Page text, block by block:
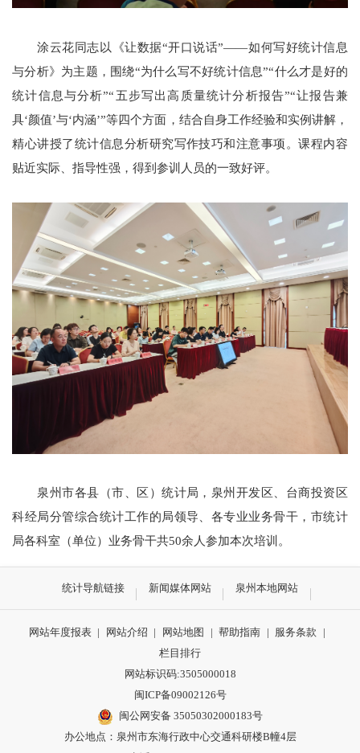
涂云花同志以《让数据“开口说话”——如何写好统计信息
与分析》为主题，围绕“为什么写不好统计信息”“什么才是好的
统计信息与分析”“五步写出高质量统计分析报告”“让报告兼
具‘颜值’与‘内涵’”等四个方面，结合自身工作经验和实例讲解，
精心讲授了统计信息分析研究写作技巧和注意事项。课程内容
贴近实际、指导性强，得到参训人员的一致好评。
泉州市各县（市、区）统计局，泉州开发区、台商投资区
科经局分管综合统计工作的局领导、各专业业务骨干，市统计
局各科室（单位）业务骨干共50余人参加本次培训。
统计导航链接 新闻媒体网站 泉州本地网站
网站年度报表 | 网站介绍 | 网站地图 | 帮助指南 | 服务条款
|
栏目排行
网站标识码:3505000018
闽ICP备09002126号
闽公网安备 35050302000183号
办公地点：泉州市东海行政中心交通科研楼B幢4层